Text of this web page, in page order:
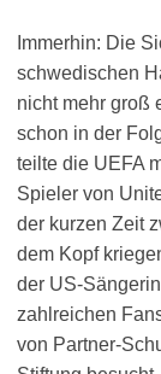
Immerhin: Die
schwedischen
nicht mehr groß
schon in der
teilte die UEFA
Spieler von
der kurzen Zeit
dem Kopf
der US-
zahlreichen
von Partner-